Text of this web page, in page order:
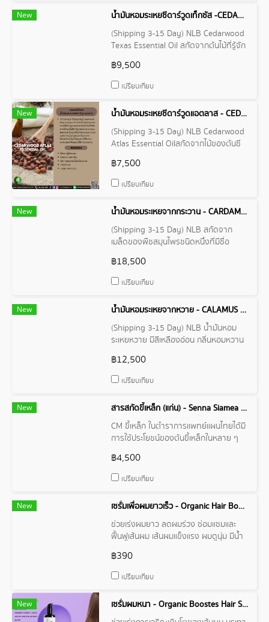
New
น้ำมันหอมระเหยซีดาร์วูดเท็กซัส -CEDARWOODTEXAS ESSENTIAL OIL
(Shipping 3-15 Day) NLB Cedarwood
Texas Essential Oil สกัดจากต้นไม้ที่รู้จัก
หลากหลายและมีกลิ่นหอมที่มีความโดดเด่น
฿9,500
เปรียบเทียบ
New
น้ำมันหอมระเหยซีดาร์วูดแอตลาส - CEDARWOODATLAS ESSENTIAL OIL
(Shipping 3-15 Day) NLB Cedarwood
Atlas Essential Oilสกัดจากไม้ของต้นซี
น้ำมันนี้มีคุณสมบัติที่หลากหลายและมีกลิ่น
หอมที่มีความโดดเด่น
฿7,500
เปรียบเทียบ
New
น้ำมันหอมระเหยจากกระวาน - CARDAMOM ESSENTIAL OIL
(Shipping 3-15 Day) NLB สกัดจาก
เมล็ดของพืชสมุนไพรชนิดหนึ่งที่มีชื่อ
มีสีเหลืองอ่อน กลิ่นหอมฉุน เผ็ดร้อน หวาน
฿18,500
เปรียบเทียบ
New
น้ำมันหอมระเหยจากหวาย - CALAMUS ESSENTIAL OIL
(Shipping 3-15 Day) NLB น้ำมันหอม
ระเหยหวาย มีสีเหลืองอ่อน กลิ่นหอมหวาน
฿12,500
เปรียบเทียบ
New
สารสกัดขี้เหล็ก (แก่น) - Senna Siamea Wood Extract
CM ขี้เหล็ก ในตำราการแพทย์แผนไทยได้มี
การใช้ประโยชน์ของต้นขี้เหล็กในหลาย ๆ
บำรุงน้ำดี ช่วยทำให้เจริญอาหาร ช่วย
กำจัดรังแค ทำความสะอาดผมทำให้ผมชุ่ม
มีสาร "บาราคอล" (Baracol) ที่มีฤทธิ์ใน
การกล่อมประสาท และมีฤทธิ์เป็นยานอน
หลับอ่อน ๆ ทำให้นอนหลับสบาย
฿4,500
เปรียบเทียบ
New
เซรั่มเพื่อผมยาวเร็ว - Organic Hair Boost Anagen Serum
ช่วยเร่งผมยาว ลดผมร่วง ซ่อมแซมและ
ฟื้นฟูเส้นผม เส้นผมแข็งแรง ผมดูนุ่ม มีน้ำ
฿390
เปรียบเทียบ
New
เซรั่มผมหนา - Organic Boostes Hair Serum